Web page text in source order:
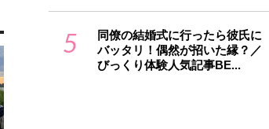
5
同僚の結婚式に行ったら彼氏に
バッタリ！偶然が招いた縁？／
びっくり体験人気記事BE...